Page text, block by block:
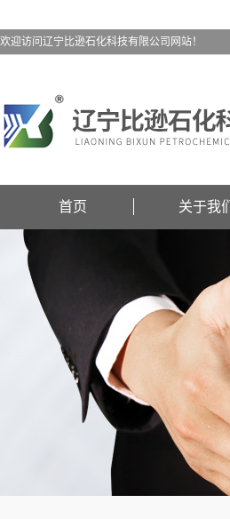
欢迎访问辽宁比逊石化科技有限公司网站！
首页 关于我们